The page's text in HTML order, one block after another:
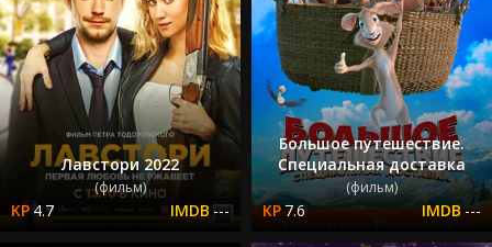
Лавстори 2022
(фильм)
4.7 ---
Большое путешествие.
Специальная доставка
(фильм)
7.6 ---